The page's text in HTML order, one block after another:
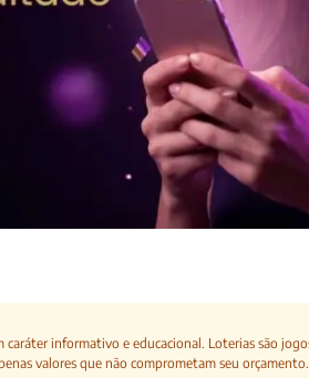
caráter informativo e educacional. Loterias são
valores que não comprometam seu orçamento.